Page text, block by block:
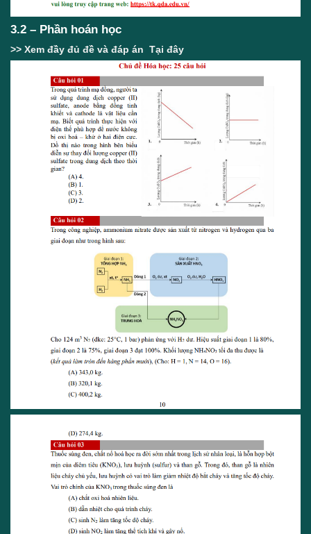
3.2 – Phần hoán học
>> Xem đầy đủ đề và đáp án Tại đây